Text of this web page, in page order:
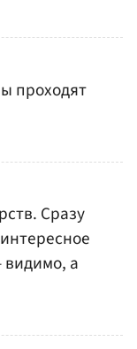
проходят
Сразу
а